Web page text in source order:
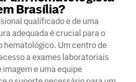
Brasília?
qualificado e de uma
adequada é crucial para o
hematológico. Um centro de
a exames laboratoriais
e uma equipe